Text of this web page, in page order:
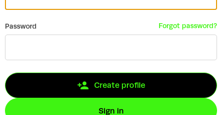
Password Forgot password?
Create profile
Sign in